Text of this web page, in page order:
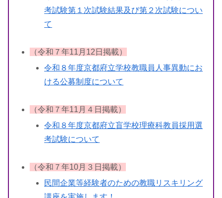
考試験第１次試験結果及び第２次試験につい
て
（令和７年11月12日掲載）
令和８年度京都府立学校教職員人事異動にお
ける公募制度について
（令和７年11月４日掲載）
令和８年度京都府立盲学校理療科教員採用選
考試験について
（令和７年10月３日掲載）
民間企業等経験者のための教職リスキリング